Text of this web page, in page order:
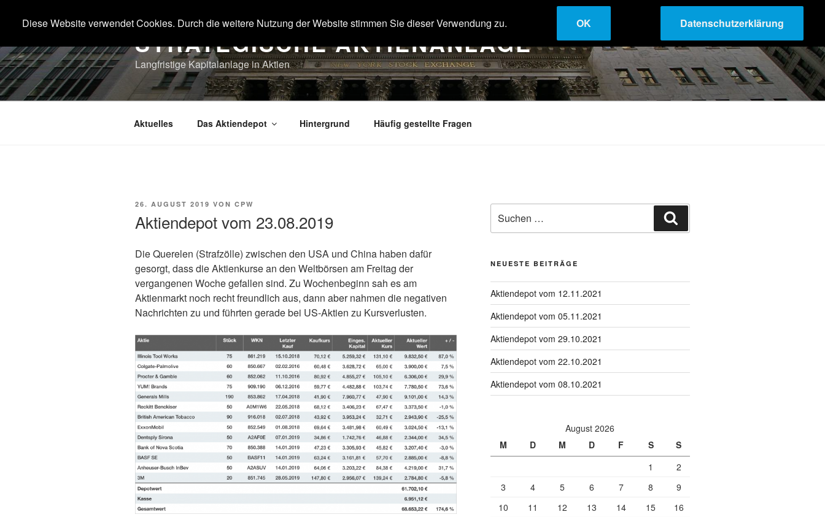
Inhalt
STRATEGISCHE AKTIENANLAGE
Langfristige Kapitalanlage in Aktien
Aktuelles Das Aktiendepot Hintergrund Häufig gestellte Fragen
VERÖFFENTLICHT
26. AUGUST 2019 VON CPW
Aktiendepot vom 23.08.2019
Die Querelen (Strafzölle) zwischen den USA und China haben dafür
gesorgt, dass die Aktienkurse an den Weltbörsen am Freitag der
vergangenen Woche gefallen sind. Zu Wochenbeginn sah es am
Aktienmarkt noch recht freundlich aus, dann aber nahmen die negativen
Nachrichten zu und führten gerade bei US-Aktien zu Kursverlusten.
nach:
NEUESTE BEITRÄGE
Aktiendepot vom 12.11.2021
Aktiendepot vom 05.11.2021
Aktiendepot vom 29.10.2021
Aktiendepot vom 22.10.2021
Aktiendepot vom 08.10.2021
August 2026
M
D M D F S
S
1
2
3
4 5 6 7 8
9
10
11 12 13 14 15
16
Diese Website verwendet Cookies. Durch die weitere Nutzung der Website stimmen Sie dieser Verwendung zu. OK Datenschutzerklärung